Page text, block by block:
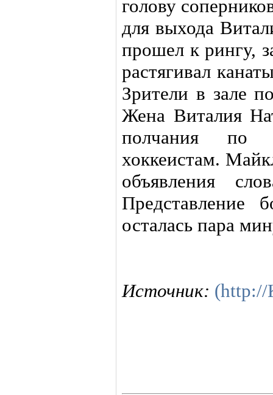
голову
для выхода
прошел к рингу,
растягивал
Зрители в зале
Жена Виталия
полчания по
хоккеистам.
объявления
Представление
осталась пара
Источник: (http://